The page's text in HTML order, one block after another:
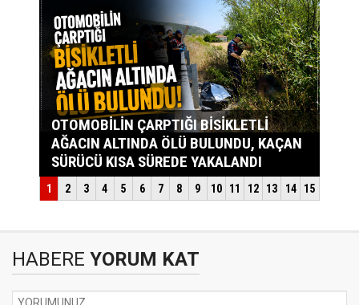
HABERE YORUM KAT